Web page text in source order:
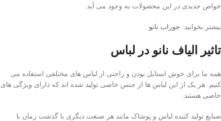
خواص جدیدی در این محصولات به وجود می آید.
بیشتر بخوانید: جوراب نانو
تاثیر الیاف نانو در لباس
همه ما برای خوش استایل بودن و راحتی از لباس های مختلفی استفاده می
کنیم. هر یک از این لباس ها از جنس خاصی تولید شده اند که دارای ویژگی های
خاصی هستند.
صنایع تولید کننده لباس و پوشاک مانند هر صنعت دیگری با گذشت زمان با